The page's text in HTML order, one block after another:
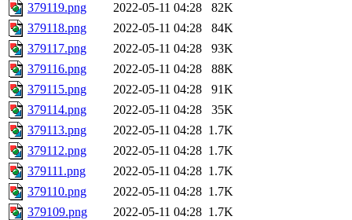
379119.png
2022-05-11 04:28
82K
379118.png
2022-05-11 04:28
84K
379117.png
2022-05-11 04:28
93K
379116.png
2022-05-11 04:28
88K
379115.png
2022-05-11 04:28
91K
379114.png
2022-05-11 04:28
35K
379113.png
2022-05-11 04:28 1.7K
379112.png
2022-05-11 04:28 1.7K
379111.png
2022-05-11 04:28 1.7K
379110.png
2022-05-11 04:28 1.7K
379109.png
2022-05-11 04:28 1.7K